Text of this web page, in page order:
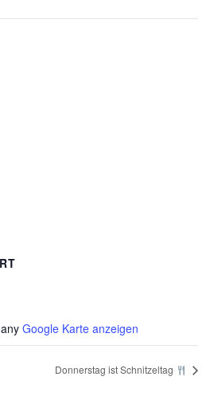
Google Karte anzeigen
Donnerstag ist Schnitzeltag